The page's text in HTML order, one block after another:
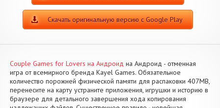
Скачать оригинальную версию с Google Play
Couple Games for Lovers на Андроид на Андроид - отменная
игра от всемирного бренда Kayel Games. Обязательное
количество порожней физической памяти для распаковки 407MB,
перенесите на карту устраните приложения, игрушки и историю в
браузере для детального завершения хода копирования